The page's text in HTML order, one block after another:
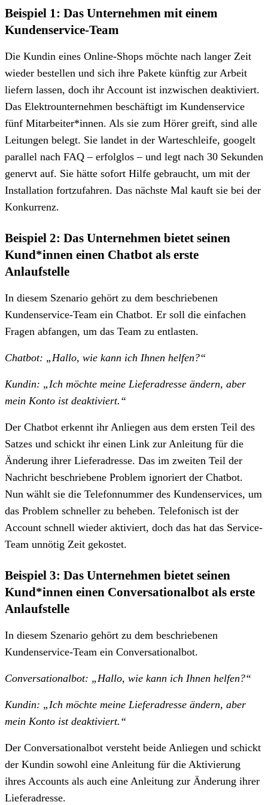
Beispiel 1: Das Unternehmen mit einem
Kundenservice-Team
Die Kundin eines Online-Shops möchte nach langer Zeit
wieder bestellen und sich ihre Pakete künftig zur Arbeit
liefern lassen, doch ihr Account ist inzwischen deaktiviert.
Das Elektrounternehmen beschäftigt im Kundenservice
fünf Mitarbeiter*innen. Als sie zum Hörer greift, sind alle
Leitungen belegt. Sie landet in der Warteschleife, googelt
parallel nach FAQ – erfolglos – und legt nach 30 Sekunden
genervt auf. Sie hätte sofort Hilfe gebraucht, um mit der
Installation fortzufahren. Das nächste Mal kauft sie bei der
Konkurrenz.
Beispiel 2: Das Unternehmen bietet seinen
Kund*innen einen Chatbot als erste
Anlaufstelle
In diesem Szenario gehört zu dem beschriebenen
Kundenservice-Team ein Chatbot. Er soll die einfachen
Fragen abfangen, um das Team zu entlasten.
Chatbot: „Hallo, wie kann ich Ihnen helfen?“
Kundin: „Ich möchte meine Lieferadresse ändern, aber
mein Konto ist deaktiviert.“
Der Chatbot erkennt ihr Anliegen aus dem ersten Teil des
Satzes und schickt ihr einen Link zur Anleitung für die
Änderung ihrer Lieferadresse. Das im zweiten Teil der
Nachricht beschriebene Problem ignoriert der Chatbot.
Nun wählt sie die Telefonnummer des Kundenservices, um
das Problem schneller zu beheben. Telefonisch ist der
Account schnell wieder aktiviert, doch das hat das Service-
Team unnötig Zeit gekostet.
Beispiel 3: Das Unternehmen bietet seinen
Kund*innen einen Conversationalbot als erste
Anlaufstelle
In diesem Szenario gehört zu dem beschriebenen
Kundenservice-Team ein Conversationalbot.
Conversationalbot: „Hallo, wie kann ich Ihnen helfen?“
Kundin: „Ich möchte meine Lieferadresse ändern, aber
mein Konto ist deaktiviert.“
Der Conversationalbot versteht beide Anliegen und schickt
der Kundin sowohl eine Anleitung für die Aktivierung
ihres Accounts als auch eine Anleitung zur Änderung ihrer
Lieferadresse.